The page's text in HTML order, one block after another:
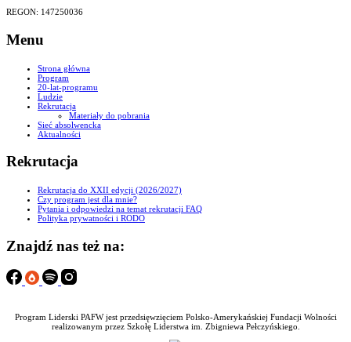
REGON: 147250036
Menu
Strona główna
Program
20-lat-programu
Ludzie
Rekrutacja
Materiały do pobrania
Sieć absolwencka
Aktualności
Rekrutacja
Rekrutacja do XXII edycji (2026/2027)
Czy program jest dla mnie?
Pytania i odpowiedzi na temat rekrutacji FAQ
Polityka prywatności i RODO
Znajdź nas też na:
Program Liderski PAFW jest przedsięwzięciem Polsko-Amerykańskiej Fundacji Wolności
realizowanym przez Szkołę Liderstwa im. Zbigniewa Pełczyńskiego.